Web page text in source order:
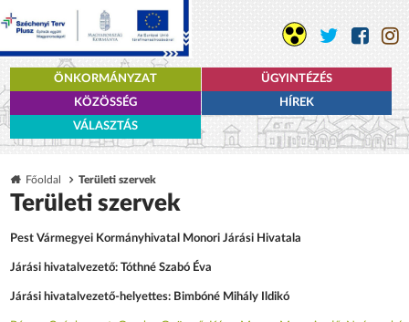
ÖNKORMÁNYZAT
ÜGYINTÉZÉS
KÖZÖSSÉG
HÍREK
VÁLASZTÁS
Főoldal Területi szervek
Területi szervek
Pest Vármegyei Kormányhivatal Monori Járási Hivatala
Járási hivatalvezető: Tóthné Szabó Éva
Járási hivatalvezető-helyettes: Bimbóné Mihály Ildikó